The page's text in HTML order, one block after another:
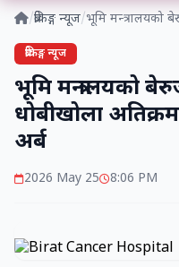
/ब्रेकिङ्ग न्यूज/भूमि मन्त्रालयको
ब्रेकिङ्ग न्यूज
भूमि मन्त्रालयको
धोबीखोला
अर्ब
2026 May 25 8:06 PM